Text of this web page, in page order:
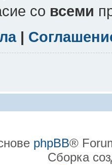
со всеми
|
phpBB®
Сборка